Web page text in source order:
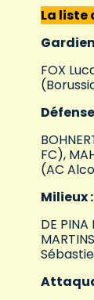
La liste
FOX
FC),
(AC
Milieux :
DE